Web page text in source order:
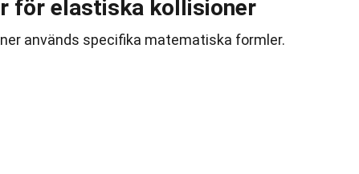
för elastiska kollisioner
används specifika matematiska formler.